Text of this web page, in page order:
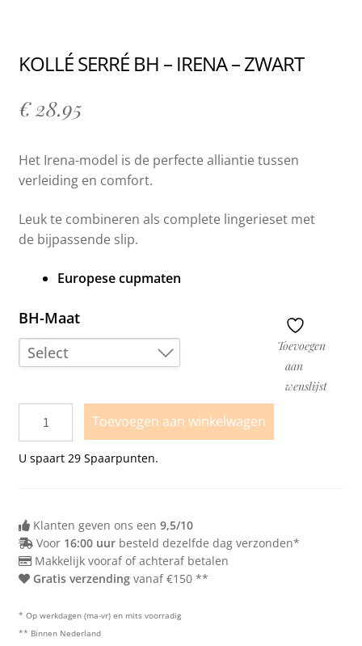
KOLLÉ SERRÉ BH – IRENA – ZWART
€28.95
Het Irena-model is de perfecte alliantie tussen
verleiding en comfort.
Leuk te combineren als complete lingerieset met
de bijpassende slip.
Europese cupmaten
BH-Maat
Select
80B
85B
75C
85C
90C
95C
80D
Toevoegen aan winkelwagen
U spaart 29Spaarpunten.
Toevoegen
aan
wenslijst
Klanten geven ons een 9,5/10
Voor 16:00 uurbesteld dezelfde dag verzonden*
Makkelijk vooraf of achteraf betalen
Gratis verzendingvanaf €150 **
* Op werkdagen (ma-vr) en mits voorradig
** Binnen Nederland